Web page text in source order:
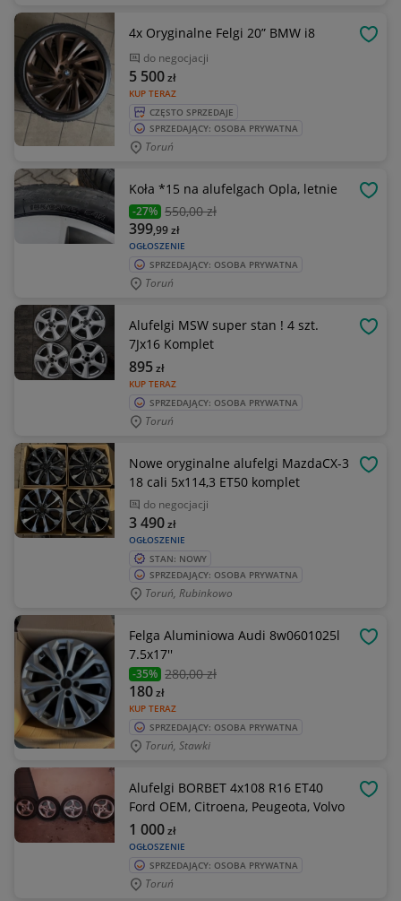
4x Oryginalne Felgi 20” BMW i8
do negocjacji
KUP TERAZ
5 500zł
CZĘSTO SPRZEDAJE
SPRZEDAJĄCY: OSOBA PRYWATNA
Toruń
Koła *15 na alufelgach Opla, letnie
-27% 550,00 zł
OGŁOSZENIE
399,99zł
SPRZEDAJĄCY: OSOBA PRYWATNA
Toruń
Alufelgi MSW super stan ! 4 szt.
7Jx16 Komplet
KUP TERAZ
895zł
SPRZEDAJĄCY: OSOBA PRYWATNA
Toruń
Nowe oryginalne alufelgi MazdaCX-3
18 cali 5x114,3 ET50 komplet
do negocjacji
OGŁOSZENIE
3 490zł
STAN: NOWY
SPRZEDAJĄCY: OSOBA PRYWATNA
Toruń, Rubinkowo
Felga Aluminiowa Audi 8w0601025l
7.5x17''
-35% 280,00 zł
KUP TERAZ
180zł
SPRZEDAJĄCY: OSOBA PRYWATNA
Toruń, Stawki
Alufelgi BORBET 4x108 R16 ET40
Ford OEM, Citroena, Peugeota, Volvo
OGŁOSZENIE
1 000zł
SPRZEDAJĄCY: OSOBA PRYWATNA
Toruń